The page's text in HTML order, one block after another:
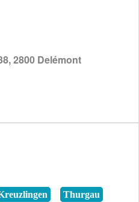
2800 Delémont
Thurgau